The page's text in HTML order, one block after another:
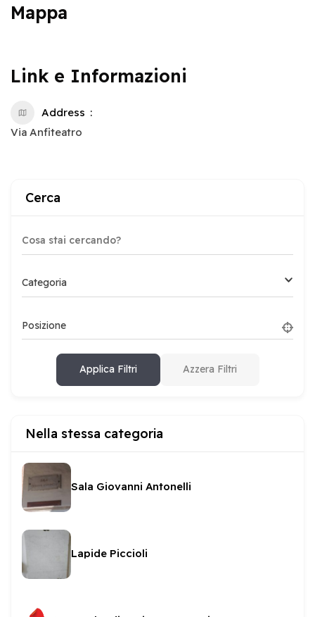
Mappa
Link e Informazioni
Address
Via Anfiteatro
Cerca
Categoria
Posizione
Applica Filtri Azzera Filtri
Nella stessa categoria
Sala Giovanni Antonelli
Lapide Piccioli